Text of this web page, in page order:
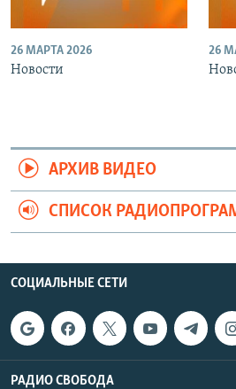
26 МАРТА 2026
Новости
26
АРХИВ ВИДЕО
СПИСОК
СОЦИАЛЬНЫЕ СЕТИ
РАДИО СВОБОДА